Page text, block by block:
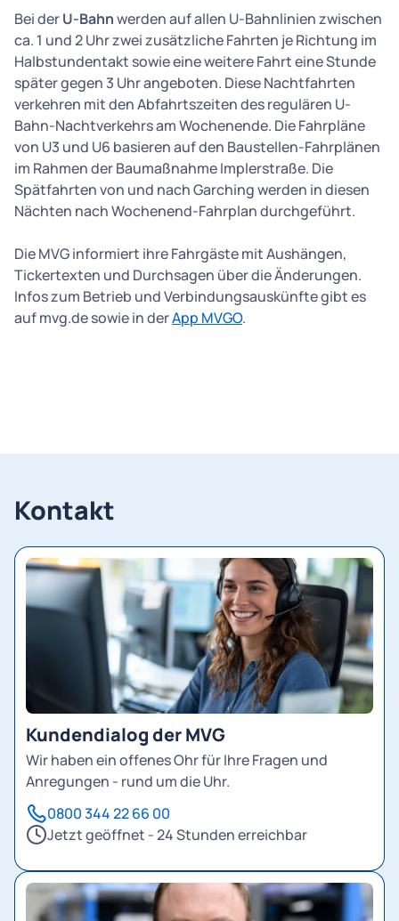
Bei derU-Bahnwerden auf allen U-Bahnlinien zwischen
ca. 1 und 2 Uhr zwei zusätzliche Fahrten je Richtung im
Halbstundentakt sowie eine weitere Fahrt eine Stunde
später gegen 3 Uhr angeboten. Diese Nachtfahrten
verkehren mit den Abfahrtszeiten des regulären U-
Bahn-Nachtverkehrs am Wochenende. Die Fahrpläne
von U3 und U6 basieren auf den Baustellen-Fahrplänen
im Rahmen der Baumaßnahme Implerstraße. Die
Spätfahrten von und nach Garching werden in diesen
Nächten nach Wochenend-Fahrplan durchgeführt.
Die MVG informiert ihre Fahrgäste mit Aushängen,
Tickertexten und Durchsagen über die Änderungen.
Infos zum Betrieb und Verbindungsauskünfte gibt es
auf mvg.de sowie in derApp MVGO.
Kontakt
Kundendialog der MVG
Wir haben ein offenes Ohr für Ihre Fragen und
Anregungen - rund um die Uhr.
0800 344 22 66 00
Jetzt geöffnet - 24 Stunden erreichbar